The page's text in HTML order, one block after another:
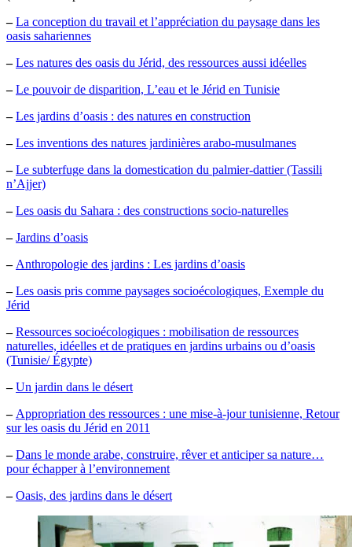
– La conception du travail et l’appréciation du paysage dans les
oasis sahariennes
– Les natures des oasis du Jérid, des ressources aussi idéelles
– Le pouvoir de disparition, L’eau et le Jérid en Tunisie
– Les jardins d’oasis : des natures en construction
– Les inventions des natures jardinières arabo-musulmanes
– Le subterfuge dans la domestication du palmier-dattier (Tassili
n’Ajjer)
– Les oasis du Sahara : des constructions socio-naturelles
– Jardins d’oasis
– Anthropologie des jardins : Les jardins d’oasis
– Les oasis pris comme paysages socioécologiques, Exemple du
Jérid
– Ressources socioécologiques : mobilisation de ressources
naturelles, idéelles et de pratiques en jardins urbains ou d’oasis
(Tunisie/ Égypte)
– Un jardin dans le désert
– Appropriation des ressources : une mise-à-jour tunisienne, Retour
sur les oasis du Jérid en 2011
– Dans le monde arabe, construire, rêver et anticiper sa nature…
pour échapper à l’environnement
– Oasis, des jardins dans le désert